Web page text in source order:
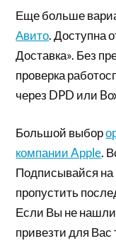
Еще больше
Авито. Доступна
Доставка». Без
проверка
через DPD или
Большой выбор
компании Apple.
Подписывайся
пропустить
Если Вы не
привезти для Вас